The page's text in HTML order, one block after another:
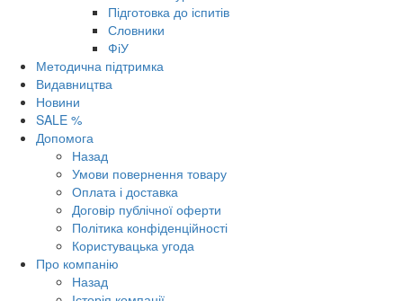
Підготовка до іспитів
Словники
ФіУ
Методична підтримка
Видавництва
Новини
SALE %
Допомога
Назад
Умови повернення товару
Оплата і доставка
Договір публічної оферти
Політика конфіденційності
Користувацька угода
Про компанію
Назад